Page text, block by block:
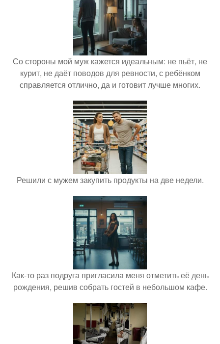
Со стороны мой муж кажется идеальным: не пьёт, не
курит, не даёт поводов для ревности, с ребёнком
справляется отлично, да и готовит лучше многих.
Решили с мужем закупить продукты на две недели.
Как-то раз подруга пригласила меня отметить её день
рождения, решив собрать гостей в небольшом кафе.